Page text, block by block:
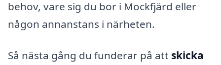
behov, vare sig du bor i Mockfjärd eller
någon annanstans i närheten.
Så nästa gång du funderar på att skicka